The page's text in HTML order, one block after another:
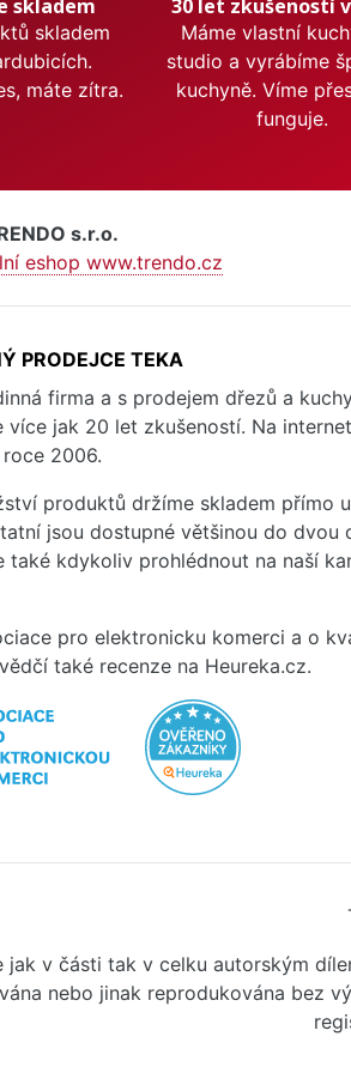
skladem
skladem
máte zítra.
30 let zkušeností
Máme vlastní
studio a vyrábíme
kuchyně. Víme
funguje.
s.r.o.
eshop www.trendo.cz
PRODEJCE TEKA
firma a s prodejem dřezů a
více jak 20 let zkušeností. Na
2006.
produktů držíme skladem přímo
jsou dostupné většinou do dvou
také kdykoliv prohlédnout na naší
pro elektronicku komerci a o
také recenze na Heureka.cz.
jak v části tak v celku autorským
nebo jinak reprodukována bez